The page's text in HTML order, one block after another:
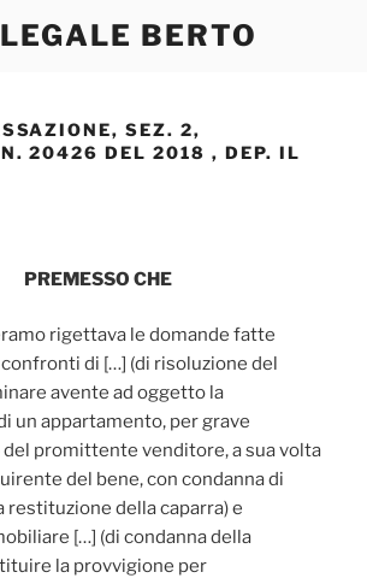
BERTO
SEZ. 2,
20426 DEL 2018 , DEP. IL
PREMESSO CHE
rigettava le domande fatte
di […] (di risoluzione del
avente ad oggetto la
un appartamento, per grave
promittente venditore, a sua volta
del bene, con condanna di
restituzione della caparra) e
[…] (di condanna della
la provvigione per